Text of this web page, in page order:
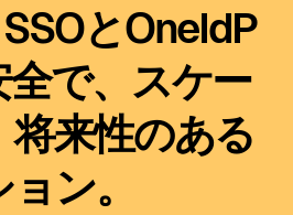
とOneIdP
で、スケー
将来性のある
ン。